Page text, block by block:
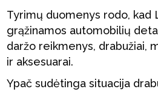
Tyrimų duomenys rodo, kad
grąžinamos automobilių
daržo reikmenys, drabužiai,
ir aksesuarai.
Ypač sudėtinga situacija